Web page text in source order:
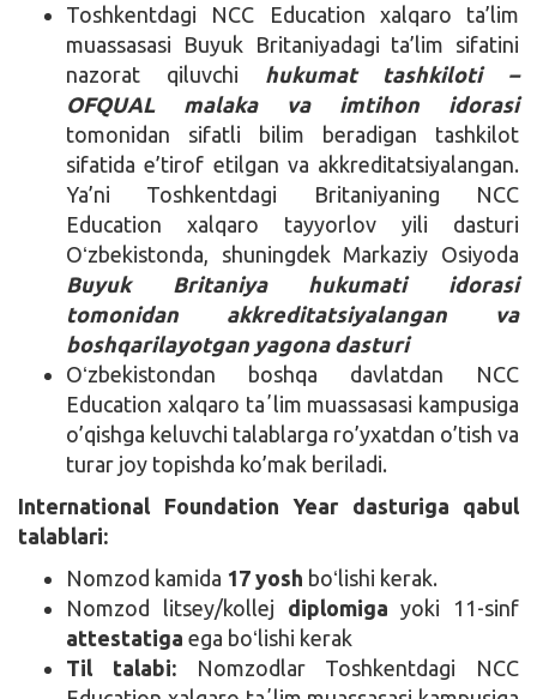
Toshkentdagi NCC Education xalqaro ta’lim
muassasasi Buyuk Britaniyadagi ta’lim sifatini
nazorat qiluvchi
hukumat tashkiloti –
OFQUAL malaka va imtihon idorasi
tomonidan sifatli bilim beradigan tashkilot
sifatida e’tirof etilgan va akkreditatsiyalangan.
Ya’ni Toshkentdagi Britaniyaning NCC
Education xalqaro tayyorlov yili dasturi
Oʻzbekistonda, shuningdek Markaziy Osiyoda
Buyuk Britaniya hukumati idorasi
tomonidan akkreditatsiyalangan va
boshqarilayotgan yagona dasturi
Oʻzbekistondan boshqa davlatdan NCC
Education xalqaro taʼlim muassasasi kampusiga
o’qishga keluvchi talablarga ro’yxatdan o’tish va
turar joy topishda ko’mak beriladi.
International Foundation Year dasturiga qabul
talablari:
Nomzod kamida 17 yosh boʻlishi kerak.
Nomzod litsey/kollej diplomiga yoki 11-sinf
attestatiga ega boʻlishi kerak
Til talabi:Nomzodlar Toshkentdagi NCC